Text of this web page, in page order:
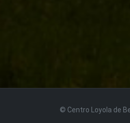
© Centro Loyola de